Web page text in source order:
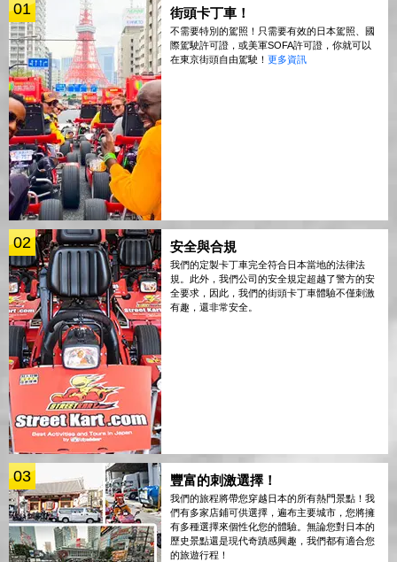
01 街頭卡丁車！
不需要特別的駕照！只需要有效的日本駕照、國
際駕駛許可證，或美軍SOFA許可證，你就可以
在東京街頭自由駕駛！ 更多資訊
02 安全與合規
我們的定製卡丁車完全符合日本當地的法律法
規。此外，我們公司的安全規定超越了警方的安
全要求，因此，我們的街頭卡丁車體驗不僅刺激
有趣，還非常安全。
03 豐富的刺激選擇！
我們的旅程將帶您穿越日本的所有熱門景點！我
們有多家店鋪可供選擇，遍布主要城市，您將擁
有多種選擇來個性化您的體驗。無論您對日本的
歷史景點還是現代奇蹟感興趣，我們都有適合您
的旅遊行程！